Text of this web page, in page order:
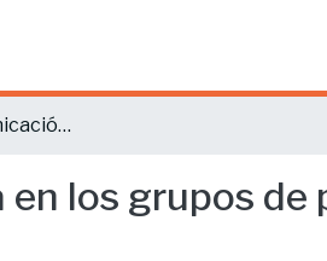
Lobby en la comunicación estratégica en los grupos de presión en Ecuador.
los grupos de